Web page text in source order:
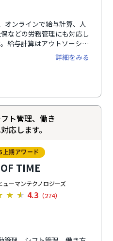
ンラインで給与計算、人
などの労務管理にも対応し
給与計算はアウトソーシン
ており、システムだけでは
能。システムは自社開発の
談できるのが特徴です。社
処理ができるため、ペーパ
知、経営者と管理者用のレ
など、外国人従業員にも対
。細かなアクセス権限の設
詳細をみる
ト管理、働き
応します。
期アワード
TIME
ューマンテクノロジーズ
★ ★ 4.3 （274）